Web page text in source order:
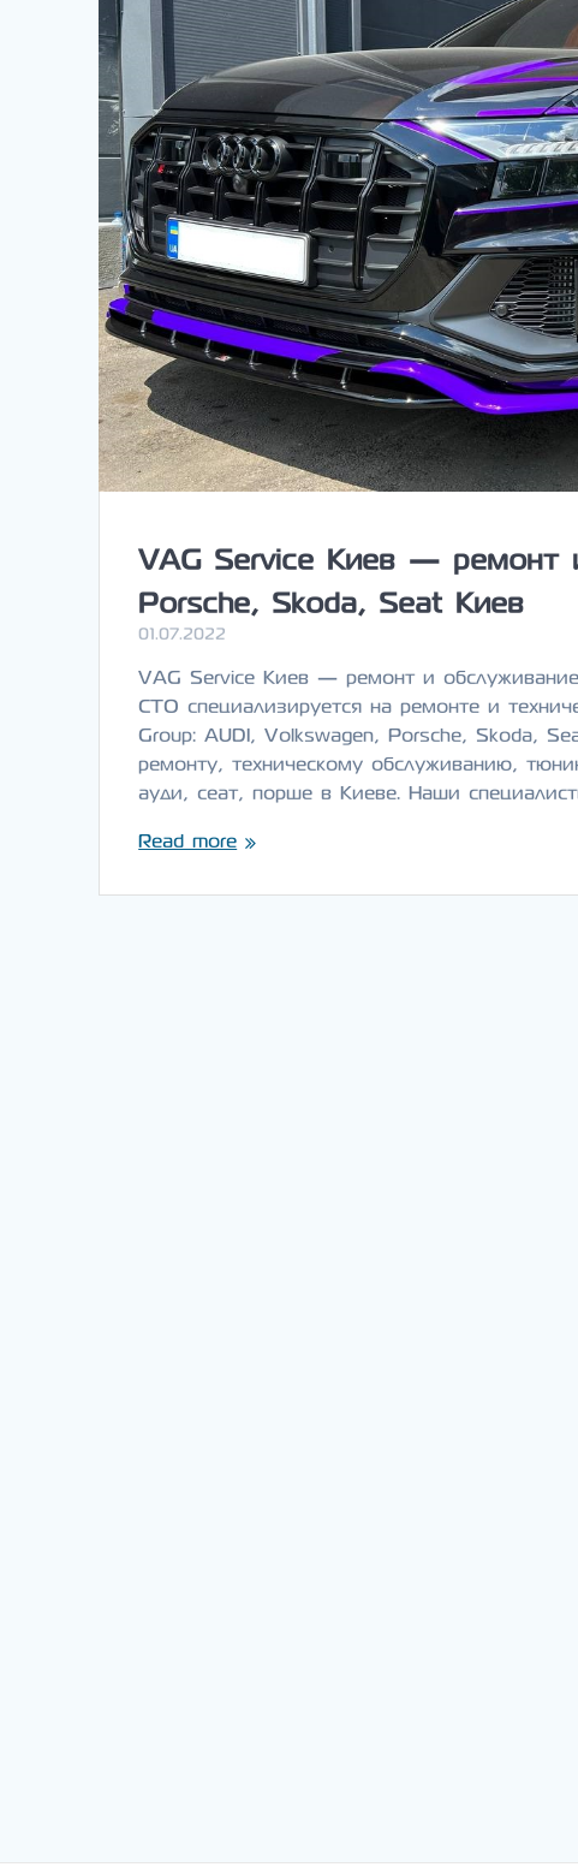
VAG Service Киев — ремонт
Porsche, Skoda, Seat Киев
01.07.2022
VAG Service Киев — ремонт и
СТО специализируется на ремонте и
Group: AUDI, Volkswagen, Porsche, Skoda,
ремонту, техническому обслуживанию,
ауди, сеат, порше в Киеве. Наши
Read more